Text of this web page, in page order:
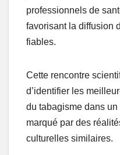
professionnels de
favorisant la diffusion
fiables.
Cette rencontre
d’identifier les
du tabagisme dans
marqué par des
culturelles similaires.